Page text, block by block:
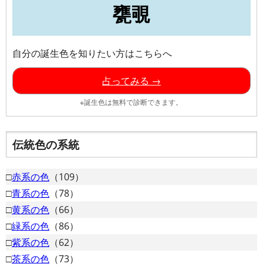
甕覗
自分の誕生色を知りたい方はこちらへ
占ってみる →
※誕生色は無料で診断できます。
伝統色の系統
□赤系の色 （109）
□青系の色 （78）
□黄系の色 （66）
□緑系の色 （86）
□紫系の色 （62）
□茶系の色 （73）